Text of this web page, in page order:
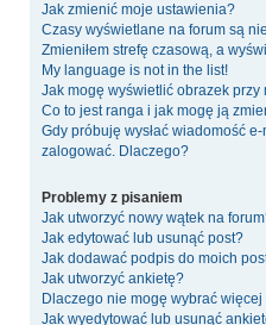
Jak zmienić moje ustawienia?
Czasy wyświetlane na forum są
Zmieniłem strefę czasową, a
My language is not in the list!
Jak mogę wyświetlić obrazek
Co to jest ranga i jak mogę ją
Gdy próbuję wysłać wiadomość
zalogować. Dlaczego?
Problemy z pisaniem
Jak utworzyć nowy wątek na
Jak edytować lub usunąć post?
Jak dodawać podpis do moich
Jak utworzyć ankietę?
Dlaczego nie mogę wybrać więcej
Jak wyedytować lub usunąć